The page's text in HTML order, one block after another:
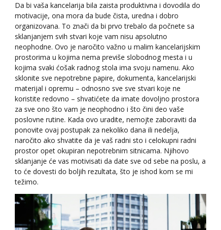
Da bi vaša kancelarija bila zaista produktivna i dovodila do
motivacije, ona mora da bude čista, uredna i dobro
organizovana. To znači da bi prvo trebalo da počnete sa
sklanjanjem svih stvari koje vam nisu apsolutno
neophodne. Ovo je naročito važno u malim kancelarijskim
prostorima u kojima nema previše slobodnog mesta i u
kojima svaki ćošak radnog stola ima svoju namenu. Ako
sklonite sve nepotrebne papire, dokumenta, kancelarijski
materijal i opremu – odnosno sve sve stvari koje ne
koristite redovno – shvatićete da imate dovoljno prostora
za sve ono što vam je neophodno i što čini deo vaše
poslovne rutine. Kada ovo uradite, nemojte zaboraviti da
ponovite ovaj postupak za nekoliko dana ili nedelja,
naročito ako shvatite da je vaš radni sto i celokupni radni
prostor opet okupiran nepotrebnim sitnicama. Njihovo
sklanjanje će vas motivisati da date sve od sebe na poslu, a
to će dovesti do boljih rezultata, što je ishod kom se mi
težimo.